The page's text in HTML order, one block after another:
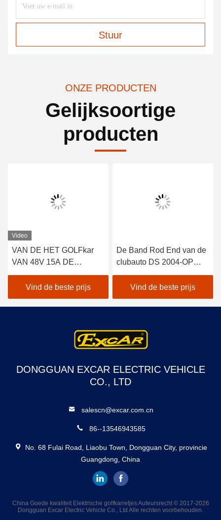
Stuur
ONZE PRODUCTEN
Gelijksoortige
producten
Video
VAN DE HET GOLFkar
VAN 48V 15A DE
BATTERIJlader VOOR
DE V.S. DE BATTERIJEN
TROJAN KROON MET
FOUTEN VAN DE
YAMAHA DE LADER
VAN DE 48 VOLTbatterij
Vind de beste prijs
De Band Rod End van de
clubauto DS 2004-OP
Rechtse Draad 2pcs
102022601/102288301
Vind de beste prijs
DONGGUAN EXCAR ELECTRIC VEHICLE
CO., LTD
salescn@excar.com.cn
86--13546943585
No. 68 Fulai Road, Liaobu Town, Dongguan City, provincie
Guangdong, China
China Goede kwaliteit Elektrische golfkarretjes Auteursrecht © 2017-2026
Dongguan Excar Electric Vehicle Co., Ltd Alle rechten voorbehouden.